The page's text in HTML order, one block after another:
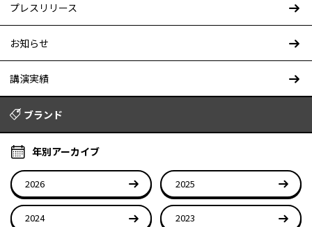
プレスリリース
お知らせ
講演実績
ブランド
年別アーカイブ
2026 2025
2024 2023